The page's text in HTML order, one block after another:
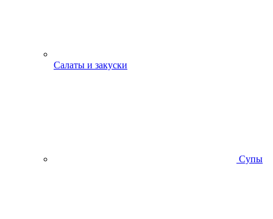
Салаты и закуски
Супы